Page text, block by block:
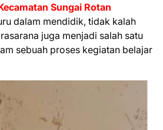
Sungai Rotan
dalam mendidik, tidak kalah
juga menjadi salah satu
sebuah proses kegiatan belajar